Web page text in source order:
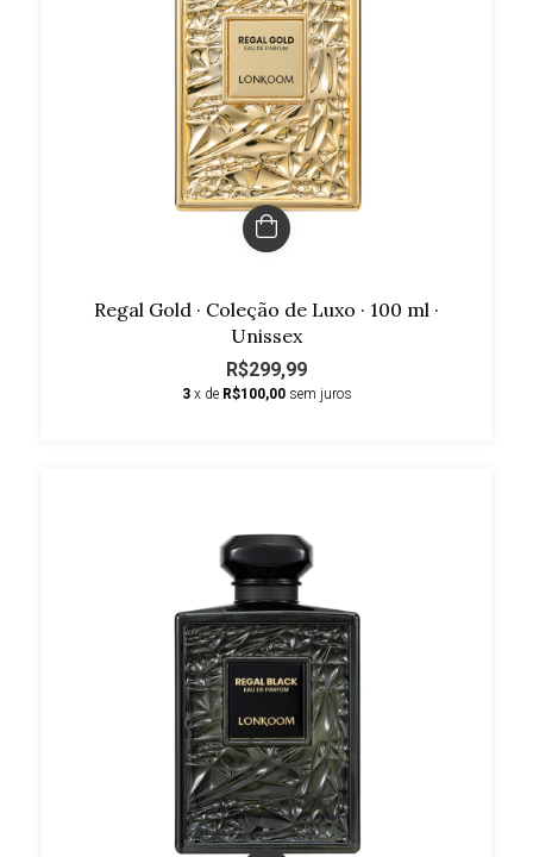
Regal Gold · Coleção de Luxo · 100 ml ·
Unissex
R$299,99
3 x de R$100,00 sem juros